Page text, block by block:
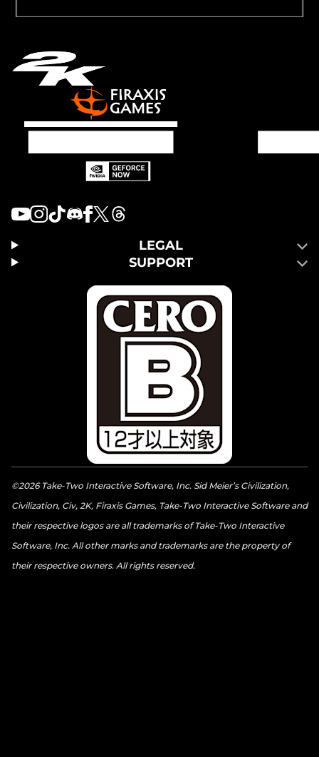
LEGAL
SUPPORT
©2026 Take-Two Interactive Software, Inc. Sid Meier’s Civilization,
Civilization, Civ, 2K, Firaxis Games, Take-Two Interactive Software and
their respective logos are all trademarks of Take-Two Interactive
Software, Inc. All other marks and trademarks are the property of
their respective owners. All rights reserved.